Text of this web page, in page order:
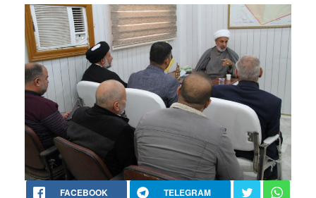
FACEBOOK TELEGRAM